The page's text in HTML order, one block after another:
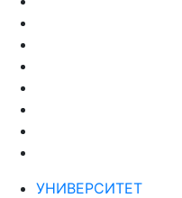
УНИВЕРСИТЕТ